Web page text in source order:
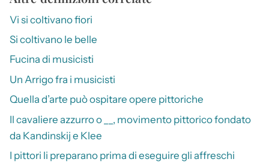
Vi si coltivano fiori
Si coltivano le belle
Fucina di musicisti
Un Arrigo fra i musicisti
Quella d’arte può ospitare opere pittoriche
Il cavaliere azzurro o __, movimento pittorico fondato
da Kandinskij e Klee
I pittori li preparano prima di eseguire gli affreschi